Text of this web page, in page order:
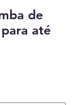
de
até